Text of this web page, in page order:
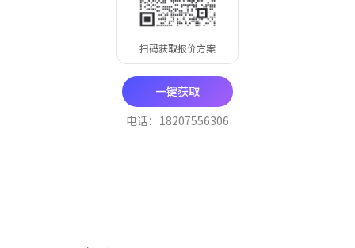
扫码获取报价方案
一键获取
电话：18207556306